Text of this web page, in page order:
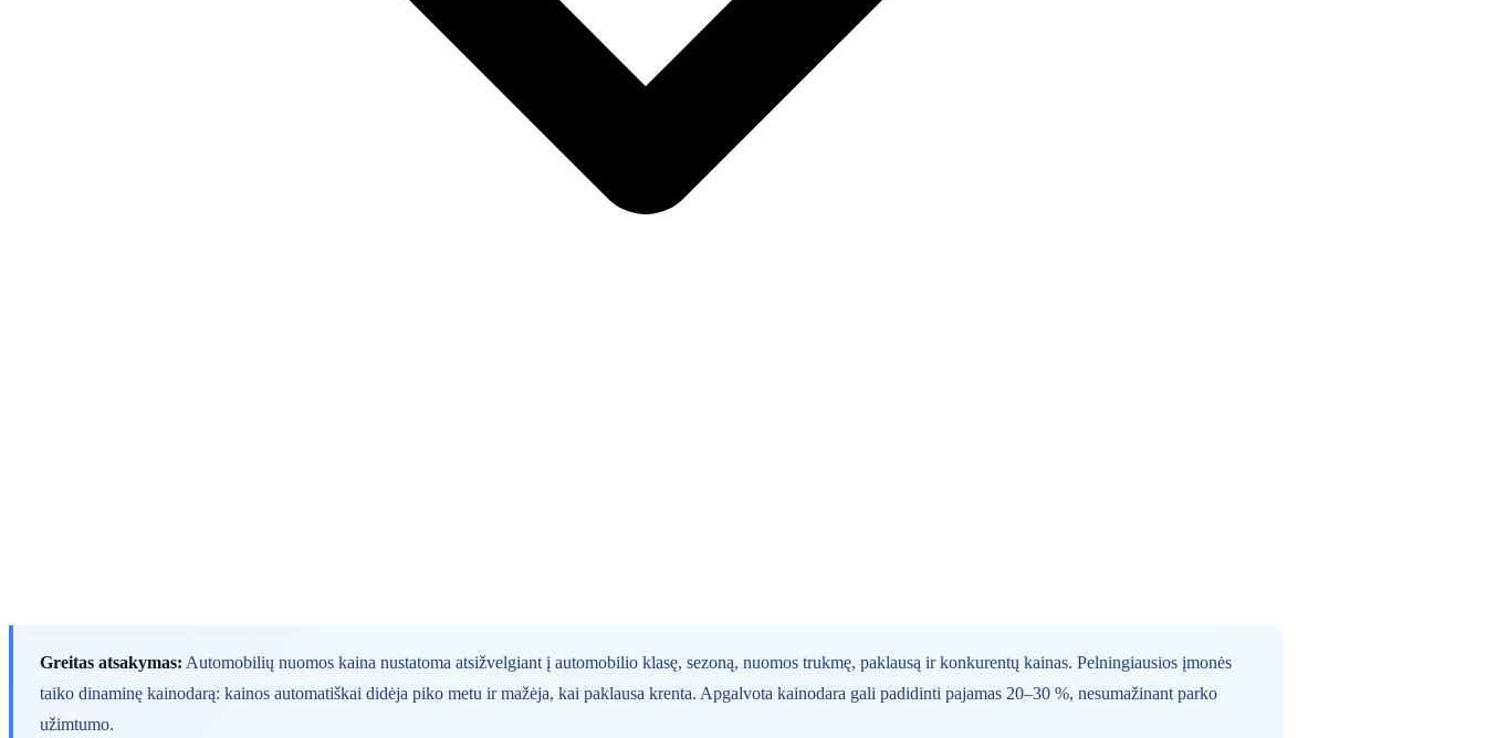
Greitas atsakymas: Automobilių nuomos kaina nustatoma atsižvelgiant į automobilio klasę, sezoną, nuomos trukmę, paklausą ir konkurentų kainas. Pelningiausios įmonės
taiko dinaminę kainodarą: kainos automatiškai didėja piko metu ir mažėja, kai paklausa krenta. Apgalvota kainodara gali padidinti pajamas 20–30 %, nesumažinant parko
užimtumo.